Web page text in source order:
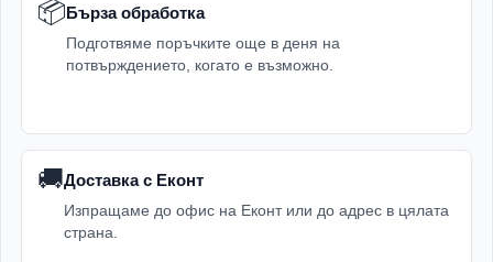
📦Бърза обработка
Подготвяме поръчките още в деня на
потвърждението, когато е възможно.
🚚Доставка с Еконт
Изпращаме до офис на Еконт или до адрес в цялата
страна.